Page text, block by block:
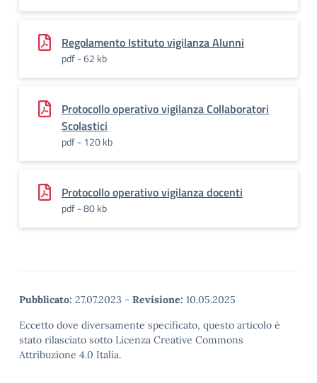
Regolamento Istituto vigilanza Alunni
pdf - 62 kb
Protocollo operativo vigilanza Collaboratori
Scolastici
pdf - 120 kb
Protocollo operativo vigilanza docenti
pdf - 80 kb
Pubblicato: 27.07.2023 - Revisione: 10.05.2025
Eccetto dove diversamente specificato, questo articolo è
stato rilasciato sotto Licenza Creative Commons
Attribuzione 4.0 Italia.